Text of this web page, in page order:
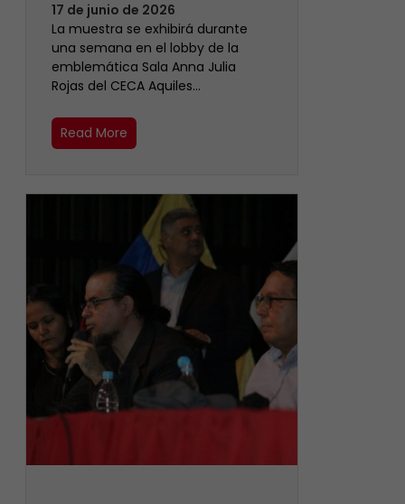
17 de junio de 2026
La muestra se exhibirá durante
una semana en el lobby de la
emblemática Sala Anna Julia
Rojas del CECA Aquiles…
Read More